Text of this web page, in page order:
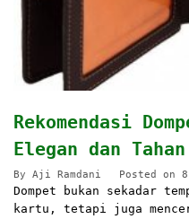
Rekomendasi
Elegan dan Tahan
By Aji Ramdani Posted on
Dompet bukan sekadar
kartu, tetapi juga